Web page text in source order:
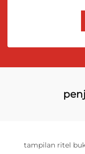
tampilan ritel